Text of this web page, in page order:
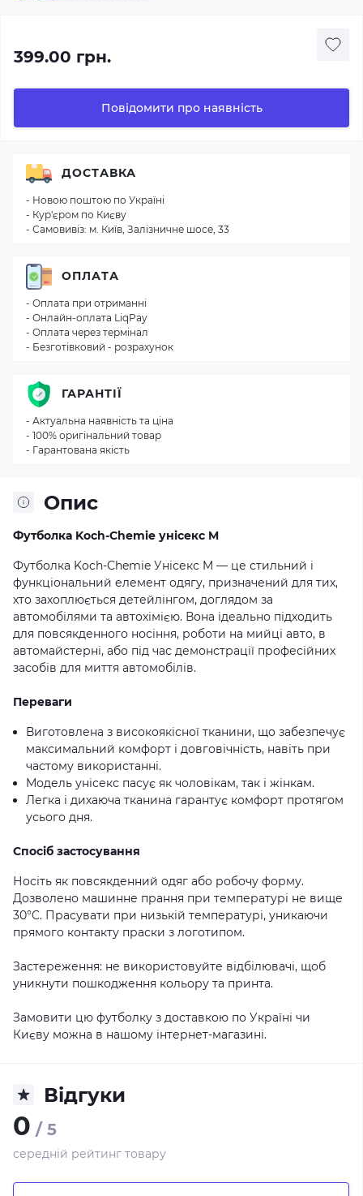
399.00 грн.
Повідомити про наявність
Опис
Футболка Koch-Chemie унісекс M
Футболка Koch-Chemie Унісекс M — це стильний і
функціональний елемент одягу, призначений для тих,
хто захоплюється детейлінгом, доглядом за
автомобілями та автохімією. Вона ідеально підходить
для повсякденного носіння, роботи на мийці авто, в
автомайстерні, або під час демонстрації професійних
засобів для миття автомобілів.
Переваги
Виготовлена з високоякісної тканини, що забезпечує
максимальний комфорт і довговічність, навіть при
частому використанні.
Модель унісекс пасує як чоловікам, так і жінкам.
Легка і дихаюча тканина гарантує комфорт протягом
усього дня.
Спосіб застосування
Носіть як повсякденний одяг або робочу форму.
Дозволено машинне прання при температурі не вище
30°C. Прасувати при низькій температурі, уникаючи
прямого контакту праски з логотипом.
Застереження: не використовуйте відбілювачі, щоб
уникнути пошкодження кольору та принта.
Замовити цю футболку з доставкою по Україні чи
Києву можна в нашому інтернет-магазині.
Відгуки
0 / 5
середній рейтинг товару
ДОСТАВКА
- Новою поштою по Україні
- Кур'єром по Києву
- Самовивіз: м. Київ, Залізничне шосе, 33
ОПЛАТА
- Оплата при отриманні
- Онлайн-оплата LiqPay
- Оплата через термінал
- Безготівковий - розрахунок
ГАРАНТІЇ
- Актуальна наявність та ціна
- 100% оригінальний товар
- Гарантована якість